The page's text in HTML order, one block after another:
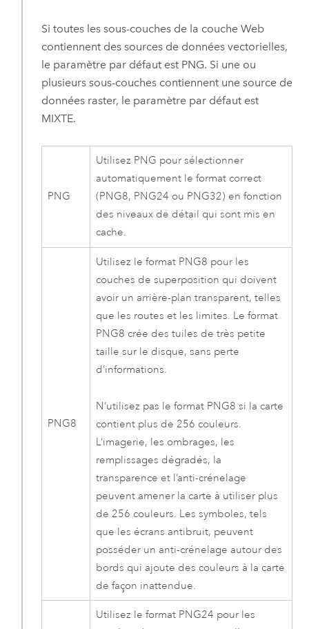
Si toutes les sous-couches de la couche Web
contiennent des sources de données vectorielles,
le paramètre par défaut est PNG. Si une ou
plusieurs sous-couches contiennent une source de
données raster, le paramètre par défaut est
MIXTE.
PNG
Utilisez PNG pour sélectionner
automatiquement le format correct
(PNG8, PNG24 ou PNG32) en fonction
des niveaux de détail qui sont mis en
cache.
PNG8
Utilisez le format PNG8 pour les
couches de superposition qui doivent
avoir un arrière-plan transparent, telles
que les routes et les limites. Le format
PNG8 crée des tuiles de très petite
taille sur le disque, sans perte
d’informations.
N’utilisez pas le format PNG8 si la carte
contient plus de 256 couleurs.
L’imagerie, les ombrages, les
remplissages dégradés, la
transparence et l’anti-crénelage
peuvent amener la carte à utiliser plus
de 256 couleurs. Les symboles, tels
que les écrans antibruit, peuvent
posséder un anti-crénelage autour des
bords qui ajoute des couleurs à la carte
de façon inattendue.
Utilisez le format PNG24 pour les